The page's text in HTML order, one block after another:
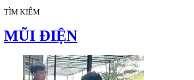
TÌM KIẾM
MŨI ĐIỆN